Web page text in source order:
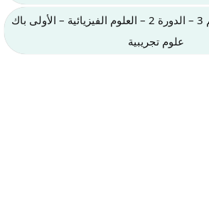
نماذج من الفرض رقم 3 – الدورة 2 – العلوم الفيزيائية – الأولى باك
علوم تجريبية